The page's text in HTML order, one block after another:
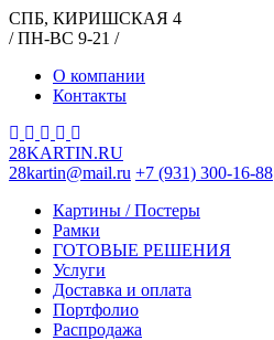
СПБ, КИРИШСКАЯ 4
/ ПН-ВС 9-21 /
О компании
Контакты
28KARTIN.RU
28kartin@mail.ru +7 (931) 300-16-88
Картины / Постеры
Рамки
ГОТОВЫЕ РЕШЕНИЯ
Услуги
Доставка и оплата
Портфолио
Распродажа